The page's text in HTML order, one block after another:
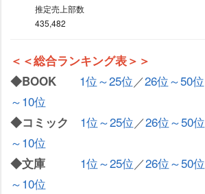
推定売上部数
435,482
＜＜総合ランキング表＞＞
◆BOOK
1位～25位／26位～50位
～10位
◆コミック 1位～25位／26位～50位
～10位
◆文庫 1位～25位／26位～50位
～10位